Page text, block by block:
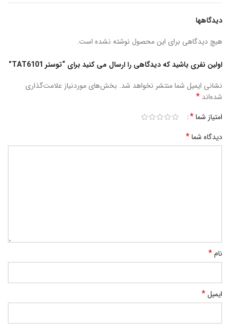
دیدگاهها
هیچ دیدگاهی برای این محصول نوشته نشده است.
اولین نفری باشید که دیدگاهی را ارسال می کنید برای “توستر TAT6101”
نشانی ایمیل شما منتشر نخواهد شد. بخش‌های موردنیاز علامت‌گذاری
شده‌اند *
امتیاز شما*
دیدگاه شما*
نام*
ایمیل*